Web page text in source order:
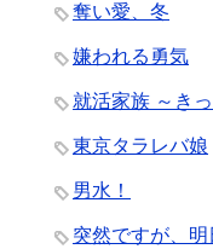
奪い愛、冬
嫌われる勇気
就活家族 ～き
東京タラレバ娘
男水！
突然ですが、